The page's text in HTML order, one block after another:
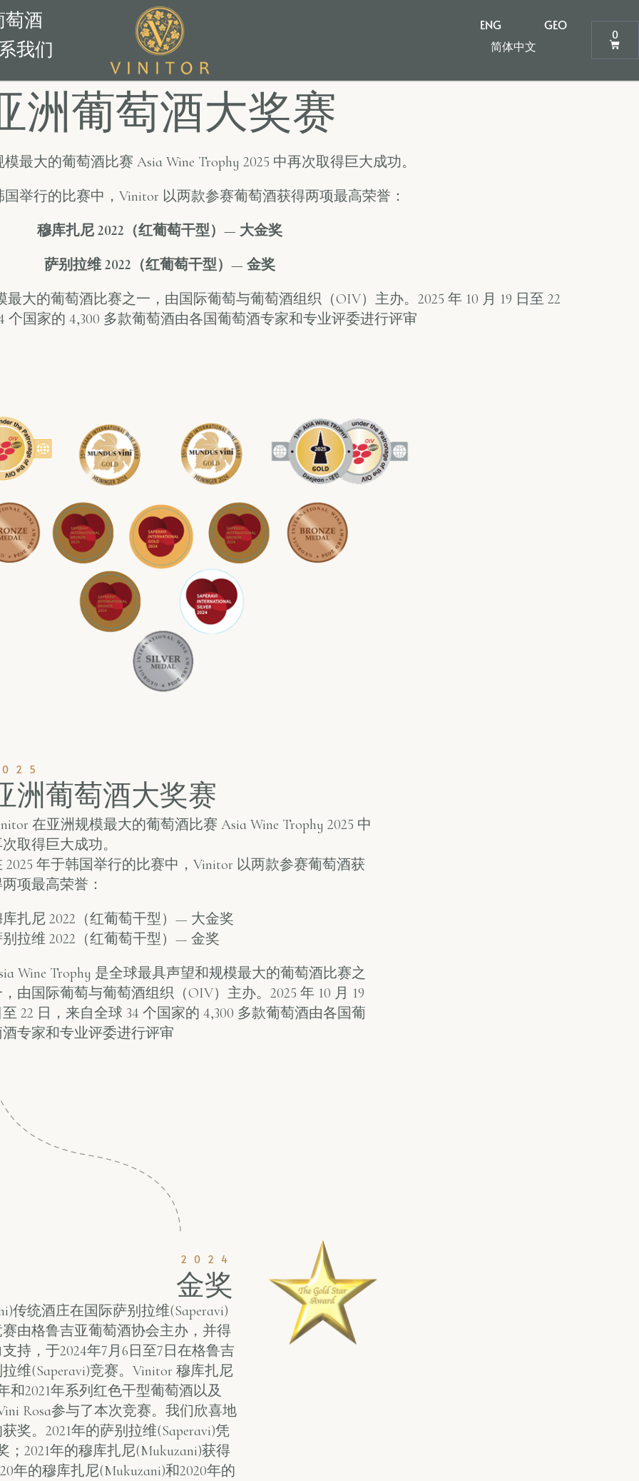
萄酒
我们
ENG
GEO
简体中文
0
洲葡萄酒大奖赛
最大的葡萄酒比赛 Asia Wine Trophy 2025 中再次取得巨大成功。
国举行的比赛中，Vinitor 以两款参赛葡萄酒获得两项最高荣誉：
穆库扎尼 2022（红葡萄干型）— 大金奖
萨别拉维 2022（红葡萄干型）— 金奖
最大的葡萄酒比赛之一，由国际葡萄与葡萄酒组织（OIV）主办。2025 年 10 月 19 日至 22
个国家的 4,300 多款葡萄酒由各国葡萄酒专家和专业评委进行评审
洲葡萄酒大奖赛
在亚洲规模最大的葡萄酒比赛 Asia Wine Trophy 2025 中
取得巨大成功。
2025 年于韩国举行的比赛中，Vinitor 以两款参赛葡萄酒获
项最高荣誉：
扎尼 2022（红葡萄干型）— 大金奖
拉维 2022（红葡萄干型）— 金奖
Wine Trophy 是全球最具声望和规模最大的葡萄酒比赛之
由国际葡萄与葡萄酒组织（OIV）主办。2025 年 10 月 19
22 日，来自全球 34 个国家的 4,300 多款葡萄酒由各国葡
专家和专业评委进行评审
2024
金奖
传统酒庄在国际萨别拉维(Saperavi)
由格鲁吉亚葡萄酒协会主办，并得
持，于2024年7月6日至7日在格鲁吉
维(Saperavi)竞赛。Vinitor 穆库扎尼
和2021年系列红色干型葡萄酒以及
Rosa参与了本次竞赛。我们欣喜地
奖。2021年的萨别拉维(Saperavi)凭
；2021年的穆库扎尼(Mukuzani)获得
年的穆库扎尼(Mukuzani)和2020年的